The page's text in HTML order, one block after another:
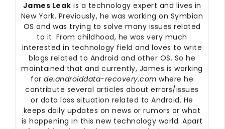
James Leak is a technology expert and lives in
New York. Previously, he was working on Symbian
OS and was trying to solve many issues related
to it. From childhood, he was very much
interested in technology field and loves to write
blogs related to Android and other OS. So he
maintained that and currently, James is working
for de.androiddata-recovery.com where he
contribute several articles about errors/issues
or data loss situation related to Android. He
keeps daily updates on news or rumors or what
is happening in this new technology world. Apart